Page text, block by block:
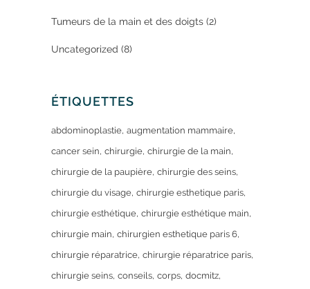
Tumeurs de la main et des doigts (2)
Uncategorized (8)
ÉTIQUETTES
abdominoplastie augmentation mammaire
cancer sein chirurgie chirurgie de la main
chirurgie de la paupière chirurgie des seins
chirurgie du visage chirurgie esthetique paris
chirurgie esthétique chirurgie esthétique main
chirurgie main chirurgien esthetique paris 6
chirurgie réparatrice chirurgie réparatrice paris
chirurgie seins conseils corps docmitz